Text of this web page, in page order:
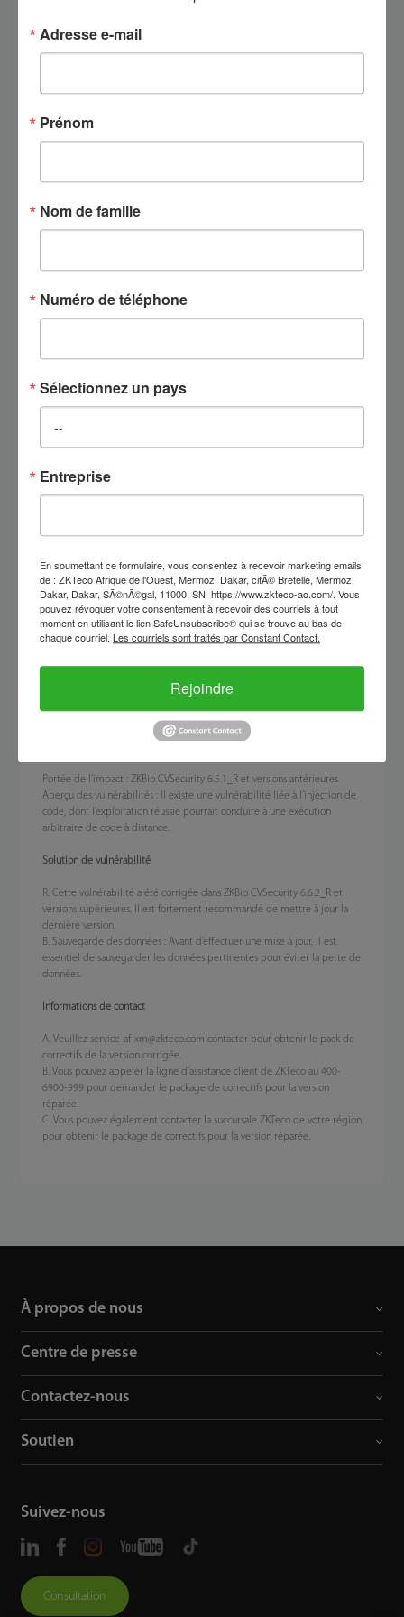
(vulnérabilité transversale de chemin)
sécurité dans ZKBio CVSecurity
6.5.0_R
2025-08-30
Chers clients précieux,
Cet avis vise à vous informer d’une vulnérabilité de sécurité identifiée
dans ZKBio CVSecurity 6.5.1_R ou versions antérieures. Il est essentiel de
prendre les mesures nécessaires pour protéger vos systèmes afin de
porter attention à ce sujet.
Portée de l’impact : ZKBio CVSecurity 6.5.1_R et versions antérieures
Aperçu des vulnérabilités : Il existe une vulnérabilité liée à l’injection de
code, dont l’exploitation réussie pourrait conduire à une exécution
arbitraire de code à distance.
Solution de vulnérabilité
R. Cette vulnérabilité a été corrigée dans ZKBio CVSecurity 6.6.2_R et
versions supérieures. Il est fortement recommandé de mettre à jour la
dernière version.
B. Sauvegarde des données : Avant d’effectuer une mise à jour, il est
essentiel de sauvegarder les données pertinentes pour éviter la perte de
données.
Informations de contact
A. Veuillez service-af-xm@zkteco.com contacter pour obtenir le pack de
correctifs de la version corrigée.
B. Vous pouvez appeler la ligne d’assistance client de ZKTeco au 400-
6900-999 pour demander le package de correctifs pour la version
réparée.
C. Vous pouvez également contacter la succursale ZKTeco de votre région
pour obtenir le package de correctifs pour la version réparée.
À propos de nous
Centre de presse
Contactez-nous
Soutien
Suivez-nous
Consultation
Adresse e-mail
Prénom
Nom de famille
Numéro de téléphone
Sélectionnez un pays
Entreprise
En soumettant ce formulaire, vous consentez à recevoir marketing emails
de : ZKTeco Afrique de l'Ouest, Mermoz, Dakar, citÃ© Bretelle, Mermoz,
Dakar, Dakar, SÃ©nÃ©gal, 11000, SN, https://www.zkteco-ao.com/. Vous
pouvez révoquer votre consentement à recevoir des courriels à tout
moment en utilisant le lien SafeUnsubscribe® qui se trouve au bas de
chaque courriel. Les courriels sont traités par Constant Contact.
Rejoindre